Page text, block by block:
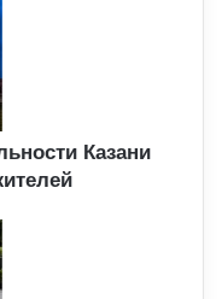
Казани